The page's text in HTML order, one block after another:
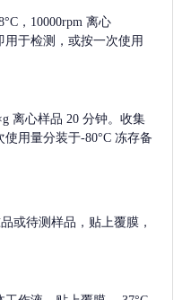
，10000rpm 离心
用于检测，或按一次使用
离心样品 20 分钟。收集
使用量分装于-80°C 冻存备
或待测样品，贴上覆膜，